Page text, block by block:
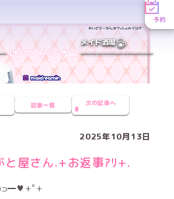
予約
メイド酒場
記事一覧 次の記事へ
2025年10月13日
と屋さん.+お返事ｱﾘ+.
)⊃━♥+ﾟ+